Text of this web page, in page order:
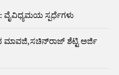
ವೈವಿಧ್ಯಮಯ ಸ್ಪರ್ಧೆಗಳು
ಮಾವಜಿ,ಸಚಿನ್‌ರಾಜ್ ಶೆಟ್ಟಿ ಅರ್ಜಿ